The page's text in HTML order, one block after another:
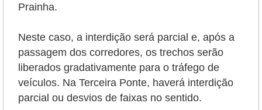
Prainha.
Neste caso, a interdição será parcial e, após a
passagem dos corredores, os trechos serão
liberados gradativamente para o tráfego de
veículos. Na Terceira Ponte, haverá interdição
parcial ou desvios de faixas no sentido.